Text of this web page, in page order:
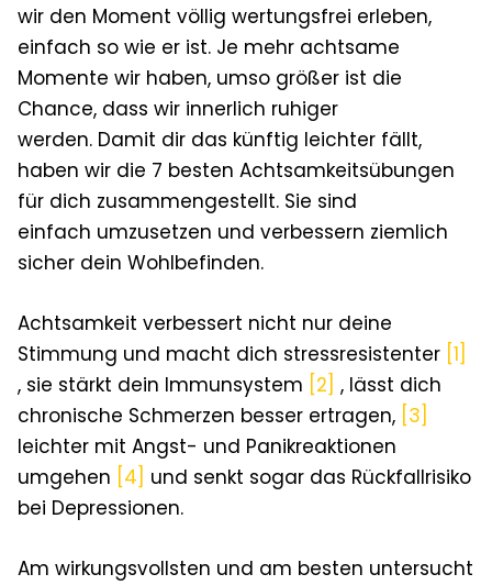
wir den Moment völlig wertungsfrei erleben,
einfach so wie er ist. Je mehr achtsame
Momente wir haben, umso größer ist die
Chance, dass wir innerlich ruhiger
werden. Damit dir das künftig leichter fällt,
haben wir die 7 besten Achtsamkeitsübungen
für dich zusammengestellt. Sie sind
einfach umzusetzen und verbessern ziemlich
sicher dein Wohlbefinden.
Achtsamkeit verbessert nicht nur deine
Stimmung und macht dich stressresistenter [1]
, sie stärkt dein Immunsystem [2] , lässt dich
chronische Schmerzen besser ertragen, [3]
leichter mit Angst- und Panikreaktionen
umgehen [4] und senkt sogar das Rückfallrisiko
bei Depressionen.
Am wirkungsvollsten und am besten untersucht